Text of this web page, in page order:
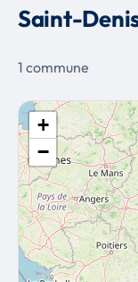
Saint-
1 commune
+
−